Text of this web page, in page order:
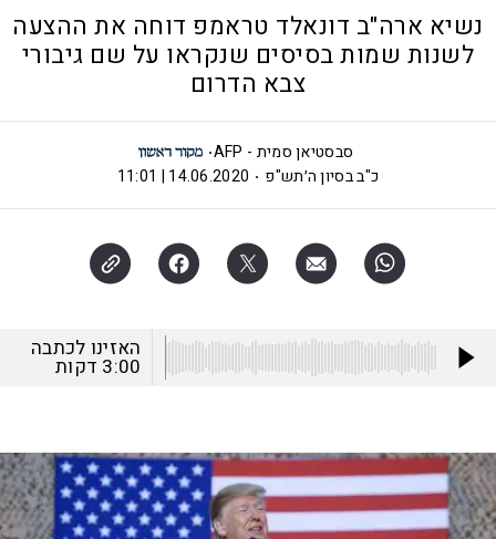
נשיא ארה"ב דונאלד טראמפ דוחה את ההצעה
לשנות שמות בסיסים שנקראו על שם גיבורי
צבא הדרום
סבסטיאן סמית - AFP
כ"ב בסיון ה׳תש"פ
14.06.2020 | 11:01
האזינו לכתבה
3:00 דקות